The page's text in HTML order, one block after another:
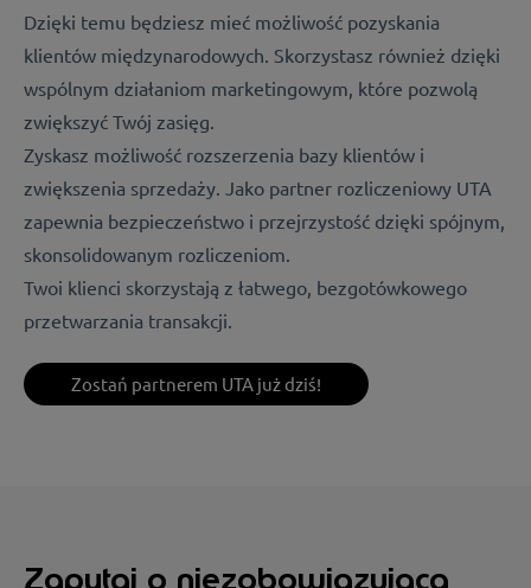
Dzięki temu będziesz mieć możliwość pozyskania
klientów międzynarodowych. Skorzystasz również dzięki
wspólnym działaniom marketingowym, które pozwolą
zwiększyć Twój zasięg.
Zyskasz możliwość rozszerzenia bazy klientów i
zwiększenia sprzedaży. Jako partner rozliczeniowy UTA
zapewnia bezpieczeństwo i przejrzystość dzięki spójnym,
skonsolidowanym rozliczeniom.
Twoi klienci skorzystają z łatwego, bezgotówkowego
przetwarzania transakcji.
Zostań partnerem UTA już dziś!
Zapytaj o niezobowiązującą